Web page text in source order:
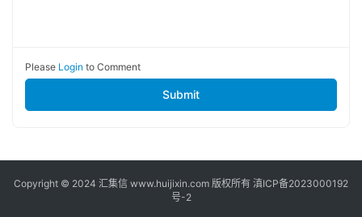
Please Login to Comment
Submit
Copyright © 2024 汇集信 www.huijixin.com 版权所有 滇ICP备2023000192
号-2